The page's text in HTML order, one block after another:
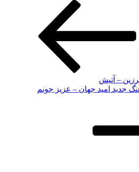
– آتیش
جدید امید جهان – عزیز جونم